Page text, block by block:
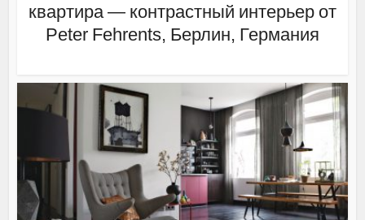
квартира — контрастный интерьер от
Peter Fehrents, Берлин, Германия